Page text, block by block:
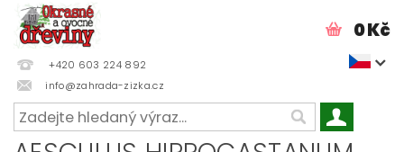
+420 603 224 892
info@zahrada-zizka.cz
0 Kč